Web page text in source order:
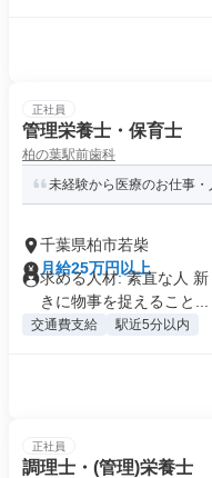
正社員
管理栄養士・保育士
柏の葉駅前歯科
未経験から医療のお仕事
千葉県柏市若柴
月給25万円以上
求める人材: 素直な人
きに物事を捉えること...
交通費支給 駅近5分以内
正社員
調理士・(管理)栄養士